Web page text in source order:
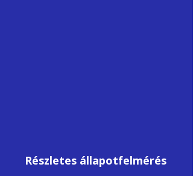
Részletes állapotfelmérés